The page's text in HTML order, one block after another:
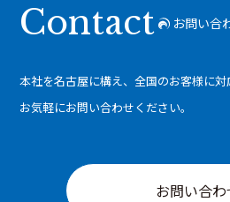
Contact お問い合
本社を名古屋に構え、全国のお客様に対
お気軽にお問い合わせください。
お問い合わ